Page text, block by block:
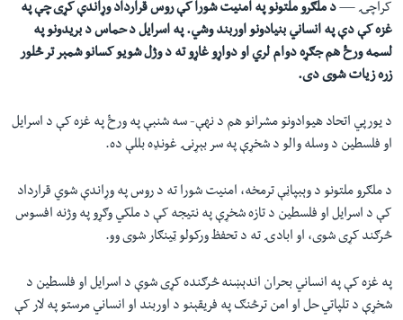
واوړئ
ژبې
کراچۍ —د ملګرو ملتونو په امنیت شورا کې روس قرارداد وړاندې کړی چې په
غزه کې دې په انساني بنيادونو اوربند وشي. په اسرايل د حماس د بريدونو په
لسمه ورځ هم جګړه دوام لري او دواړو غاړو ته د وژل شویو کسانو شمېر تر څلور
زره زیات شوی دی.
د يورپي اتحاد هيوادونو مشرانو هم د نهې- سه شنبې په ورځ په غزه کې د اسرايل
او فلسطين د وسله والو د شخړې په سر بېړنۍ غونډه بللې ده.
د ملګرو ملتونو د وېبپاڼې ترمخه، امنیت شورا ته د روس په وړاندې شوي قرارداد
کې د اسرايل او فلسطين د تازه شخړې په نتيجه کې د ملکي وګړو په وژنه افسوس
څرګند کړی شوی، او ابادۍ ته د تحفظ ورکولو ټینګار شوی وو.
په غزه کې په انساني بحران اندېښنه څرګنده کړی شوې د اسرايل او فلسطين د
شخړې د تلپاتي حل او امن ترڅنګ په فريقېنو د اوربند او انساني مرستو په لار کې